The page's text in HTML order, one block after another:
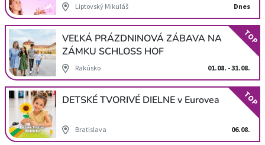
Liptovský Mikuláš Dnes
VEĽKÁ PRÁZDNINOVÁ ZÁBAVA NA
ZÁMKU SCHLOSS HOF
Rakúsko 01.08. - 31.08.
TOP
DETSKÉ TVORIVÉ DIELNE v Eurovea
Bratislava 06.08.
TOP